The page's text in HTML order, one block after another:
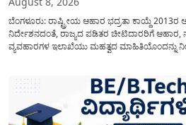
ಬೆಂಗಳೂರು: ರಾಷ್ಟ್ರೀಯ ಆಹಾರ ಭದ್ರತಾ ಕಾಯ್ದೆ 2013ರ
ನಿರ್ದೇಶನದಂತೆ, ರಾಜ್ಯದ ಪಡಿತರ ಚೀಟಿದಾರರಿಗೆ ಆಹಾರ,
ವ್ಯವಹಾರಗಳ ಇಲಾಖೆಯು ಮಹತ್ವದ ಮಾಹಿತಿಯೊಂದನ್ನು